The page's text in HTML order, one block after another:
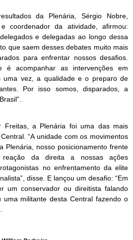
da Plenária, Sérgio Nobre,
coordenador da atividade, afirmou:
e delegadas ao longo dessa
que saem desses debates muito mais
para enfrentar nossos desafios.
é acompanhar as intervenções em
uma vez, a qualidade e o preparo de
Por isso somos, disparados, a
Freitas, a Plenária foi uma das mais
“A unidade com os movimentos
Plenária, nosso posicionamento frente
da direita a nossas ações
no enfrentamento da elite
disse. E lançou um desafio: “Em
um conservador ou direitista falando
uma militante desta Central fazendo o